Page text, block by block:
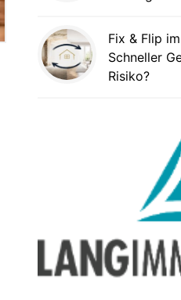
Fix & Flip
Schneller
Risiko?